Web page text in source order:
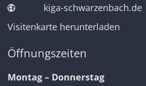
kiga-schwarzenbach.de
Visitenkarte herunterladen
Öffnungszeiten
Montag – Donnerstag